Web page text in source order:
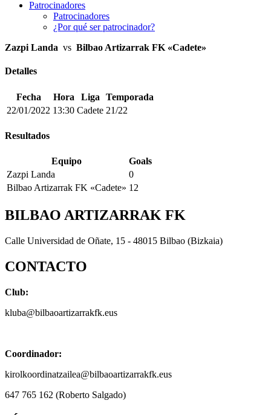
Patrocinadores
Patrocinadores
¿Por qué ser patrocinador?
Zazpi Landa vs Bilbao Artizarrak FK «Cadete»
Detalles
Fecha Hora Liga
Temporada
22/01/2022 13:30 Cadete 21/22
Resultados
Equipo
Goals
Zazpi Landa
0
Bilbao Artizarrak FK «Cadete» 12
BILBAO ARTIZARRAK FK
Calle Universidad de Oñate, 15 - 48015 Bilbao (Bizkaia)
CONTACTO
Club:
kluba@bilbaoartizarrakfk.eus
Coordinador:
kirolkoordinatzailea@bilbaoartizarrakfk.eus
647 765 162 (Roberto Salgado)